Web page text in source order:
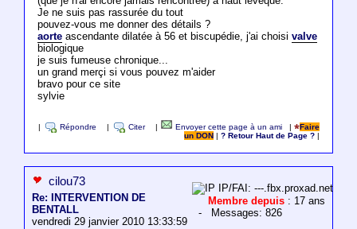
Je ne suis pas rassurée du tout
pouvez-vous me donner des détails ?
aorteascendante dilatée à 56 et biscupédie, j'ai choisi valve
biologique
je suis fumeuse chronique...
un grand merçi si vous pouvez m'aider
bravo pour ce site
sylvie
Répondre Citer Envoyer cette page à un ami |
Faire
un DON
|? Retour Haut de Page ?
cilou73
Re: INTERVENTION DE
BENTALL
vendredi 29 janvier 2010 13:33:59
IP/FAI: ---.fbx.proxad.net
Membre depuis : 17 ans
- Messages: 826